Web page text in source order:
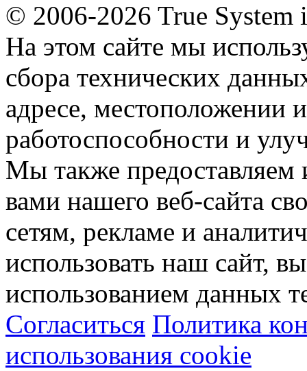
© 2006-2026 True System
На этом сайте мы
сбора технических
адресе, местоположении
работоспособности и
Мы также
вами нашего веб-сайта
сетям, рекламе и
использовать наш сайт,
использованием данных
Согласиться Политика
использования cookie